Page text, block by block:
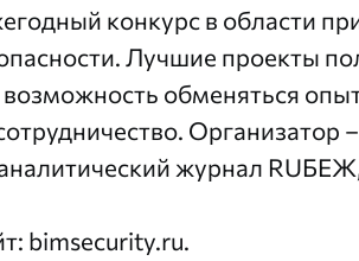
конкурс в области
Лучшие проекты
обменяться
Организатор
журнал RUБЕЖ,
bimsecurity.ru.